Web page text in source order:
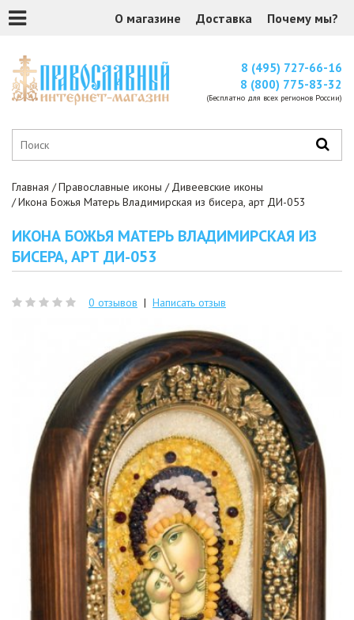
О магазине Доставка Почему мы?
8 (495) 727-66-16
8 (800) 775-83-32
(Бесплатно для всех регионов России)
Главная Православные иконы
Дивеевские иконы
Икона Божья Матерь Владимирская из бисера, арт ДИ-053
ИКОНА БОЖЬЯ МАТЕРЬ ВЛАДИМИРСКАЯ ИЗ
БИСЕРА, АРТ ДИ-053
0 отзывов | Написать отзыв